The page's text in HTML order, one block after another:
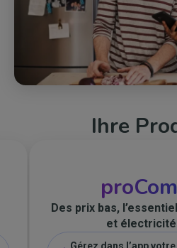
Ihre
Des prix bas,
et
Gérez dans l’app